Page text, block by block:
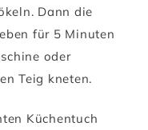
Dann die
für 5 Minuten
oder
Teig kneten.
Küchentuch